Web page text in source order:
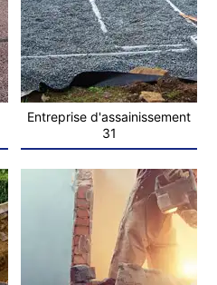
Entreprise d'assainissement
31